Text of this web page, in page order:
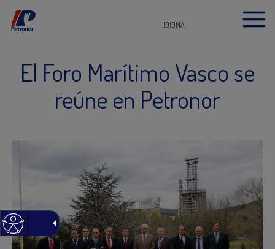
IDIOMA
El Foro Marítimo Vasco se
reúne en Petronor